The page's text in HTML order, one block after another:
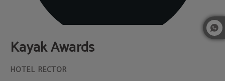
Kayak Awards